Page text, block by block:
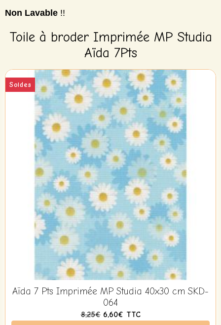
Non Lavable !!
Toile à broder Imprimée MP Studia
Aïda 7Pts
Soldes
Aïda 7 Pts Imprimée MP Studia 40x30 cm SKD-
064
8,25€ 6,60€ TTC